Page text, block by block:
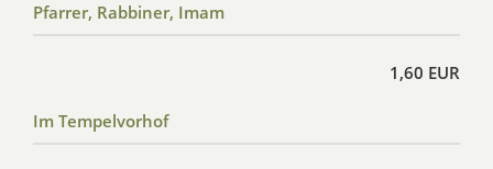
Pfarrer, Rabbiner, Imam
1,60 EUR
Im Tempelvorhof